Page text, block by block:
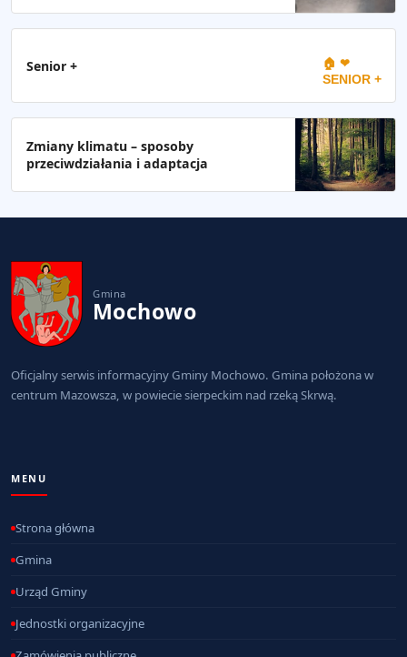
Senior + 🏠 ❤
SENIOR +
Zmiany klimatu – sposoby
przeciwdziałania i adaptacja
Gmina
Mochowo
Oficjalny serwis informacyjny Gminy Mochowo. Gmina położona w
centrum Mazowsza, w powiecie sierpeckim nad rzeką Skrwą.
MENU
Strona główna
Gmina
Urząd Gminy
Jednostki organizacyjne